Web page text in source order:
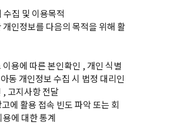
집 및 이용목적
개인정보를 다음의 목적을 위해 활
이용에 따른 본인확인 , 개인 식별
동 개인정보 수집 시 법정 대리인
, 고지사항 전달
에 활용 접속 빈도 파악 또는 회
에 대한 통계